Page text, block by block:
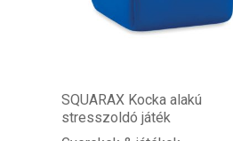
SQUARAX Kocka alakú
stresszoldó játék